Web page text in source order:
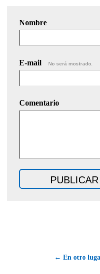
Nombre
E-mail No será mostrado.
Comentario
← En otro